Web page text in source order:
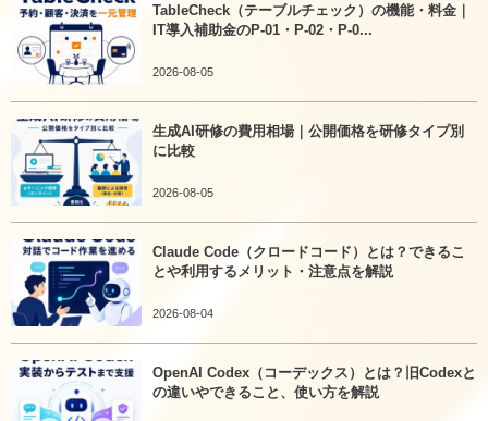
TableCheck（テーブルチェック）の機能・料金｜
IT導入補助金のP-01・P-02・P-0...
2026-08-05
生成AI研修の費用相場｜公開価格を研修タイプ別
に比較
2026-08-05
Claude Code（クロードコード）とは？できるこ
とや利用するメリット・注意点を解説
2026-08-04
OpenAI Codex（コーデックス）とは？旧Codexと
の違いやできること、使い方を解説